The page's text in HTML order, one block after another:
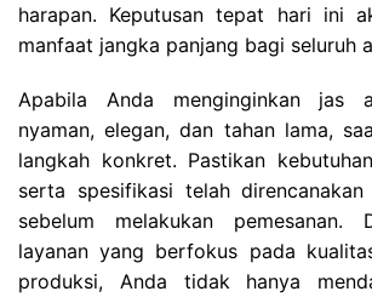
harapan. Keputusan tepat hari ini
manfaat jangka panjang bagi seluruh
Apabila Anda menginginkan jas
nyaman, elegan, dan tahan lama,
langkah konkret. Pastikan
serta spesifikasi telah
sebelum melakukan pemesanan.
layanan yang berfokus pada
produksi, Anda tidak hanya